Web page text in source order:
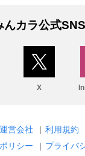
んカラ公式SNS
X
運営会社 | 利用規約
リシー
| プライバ